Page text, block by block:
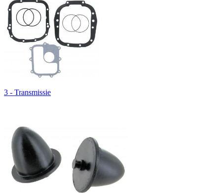
3 - Transmissie